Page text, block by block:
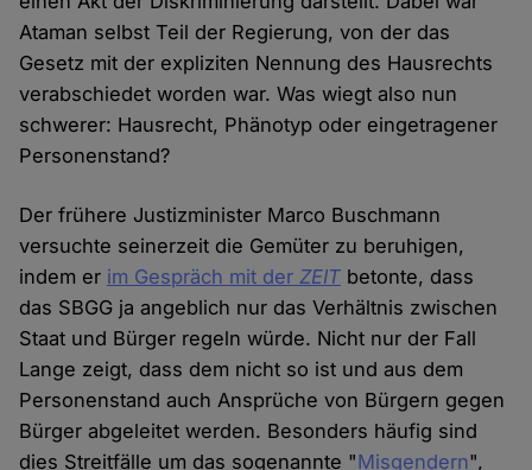
Ataman selbst Teil der Regierung, von der das
Gesetz mit der expliziten Nennung des Hausrechts
verabschiedet worden war. Was wiegt also nun
schwerer: Hausrecht, Phänotyp oder eingetragener
Personenstand?
Der frühere Justizminister Marco Buschmann
versuchte seinerzeit die Gemüter zu beruhigen,
indem er im Gespräch mit der ZEIT betonte, dass
das SBGG ja angeblich nur das Verhältnis zwischen
Staat und Bürger regeln würde. Nicht nur der Fall
Lange zeigt, dass dem nicht so ist und aus dem
Personenstand auch Ansprüche von Bürgern gegen
Bürger abgeleitet werden. Besonders häufig sind
dies Streitfälle um das sogenannte "Misgendern",